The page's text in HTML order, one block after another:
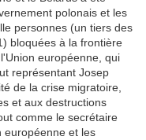
polonais et les
personnes (un tiers des
bloquées à la frontière
européenne, qui
représentant Josep
de la crise migratoire,
et aux destructions
comme le secrétaire
européenne et les